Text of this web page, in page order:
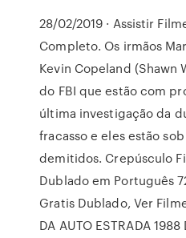
28/02/2019 · Assistir
Completo. Os irmãos
Kevin Copeland (Shawn
do FBI que estão com
última investigação da
fracasso e eles estão
demitidos. Crepúsculo
Dublado em Português
Gratis Dublado, Ver
DA AUTO ESTRADA